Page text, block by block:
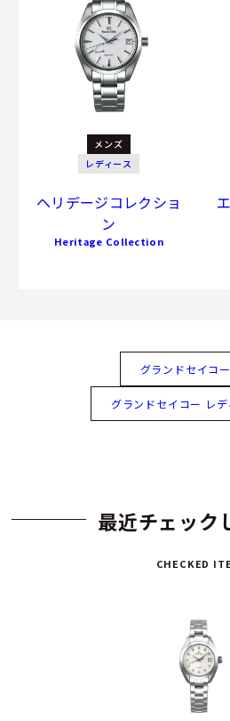
メンズ
レディース
ヘリデージコレクショ
ン
Heritage Collection
グランドセイコ
グランドセイコー レデ
最近チェック
CHECKED